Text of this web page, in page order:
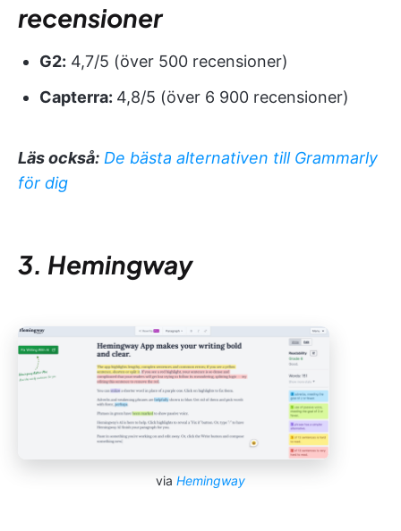
recensioner
G2: 4,7/5 (över 500 recensioner)
Capterra: 4,8/5 (över 6 900 recensioner)
Läs också: De bästa alternativen till Grammarly
för dig
3. Hemingway
via Hemingway